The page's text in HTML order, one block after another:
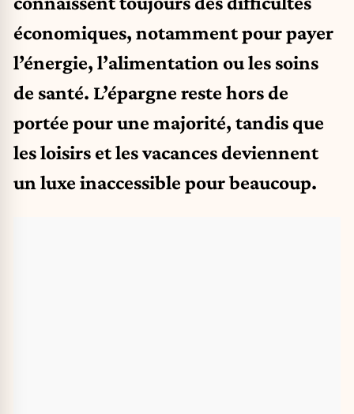
économiques, notamment pour payer
l’énergie, l’alimentation ou les soins
de santé. L’épargne reste hors de
portée pour une majorité, tandis que
les loisirs et les vacances deviennent
un luxe inaccessible pour beaucoup.